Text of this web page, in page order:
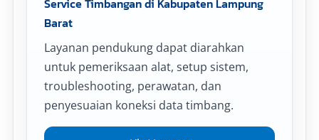
Service Timbangan di Kabupaten Lampung
Barat
Layanan pendukung dapat diarahkan
untuk pemeriksaan alat, setup sistem,
troubleshooting, perawatan, dan
penyesuaian koneksi data timbang.